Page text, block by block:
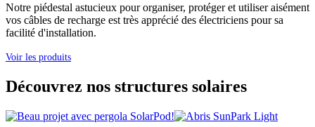
Notre piédestal astucieux pour organiser, protéger et utiliser aisément
vos câbles de recharge est très apprécié des électriciens pour sa
facilité d'installation.
Voir les produits
Découvrez nos structures solaires